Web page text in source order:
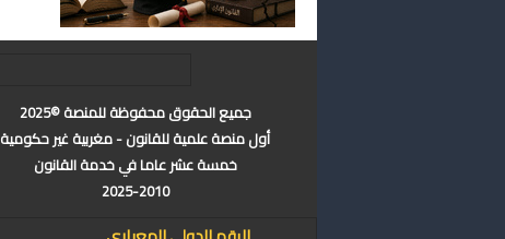
جميع الحقوق محفوظة للمنصة ©2025
أول منصة علمية للقانون - مغربية غير حكومية
خمسة عشر عاما في خدمة القانون
2025-2010